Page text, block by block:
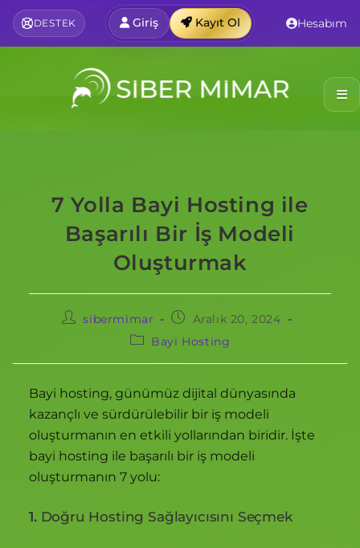
DESTEK Giriş Kayıt Ol Hesabım
7 Yolla Bayi Hosting ile
Başarılı Bir İş Modeli
Oluşturmak
sibermimar
Aralık 20, 2024
Bayi Hosting
Bayi hosting, günümüz dijital dünyasında
kazançlı ve sürdürülebilir bir iş modeli
oluşturmanın en etkili yollarından biridir. İşte
bayi hosting ile başarılı bir iş modeli
oluşturmanın 7 yolu:
1. Doğru Hosting Sağlayıcısını Seçmek